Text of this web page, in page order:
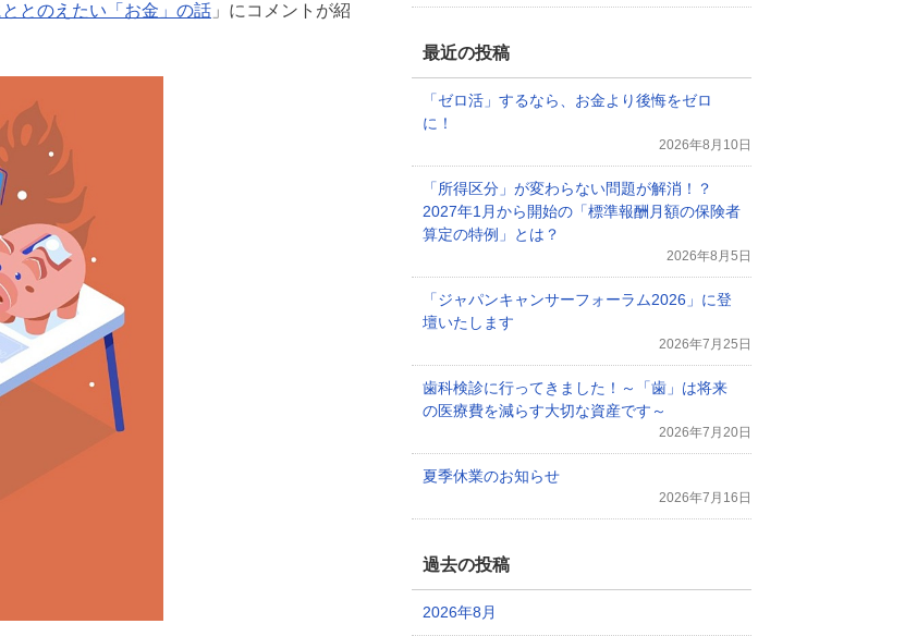
とのえたい「お金」の話 」にコメントが紹
最近の投稿
「ゼロ活」するなら、お金より後悔をゼロ
に！
2026年8月10日
「所得区分」が変わらない問題が解消！？
2027年1月から開始の「標準報酬月額の保険者
算定の特例」とは？
2026年8月5日
「ジャパンキャンサーフォーラム2026」に登
壇いたします
2026年7月25日
歯科検診に行ってきました！～「歯」は将来
の医療費を減らす大切な資産です～
2026年7月20日
夏季休業のお知らせ
2026年7月16日
過去の投稿
2026年8月